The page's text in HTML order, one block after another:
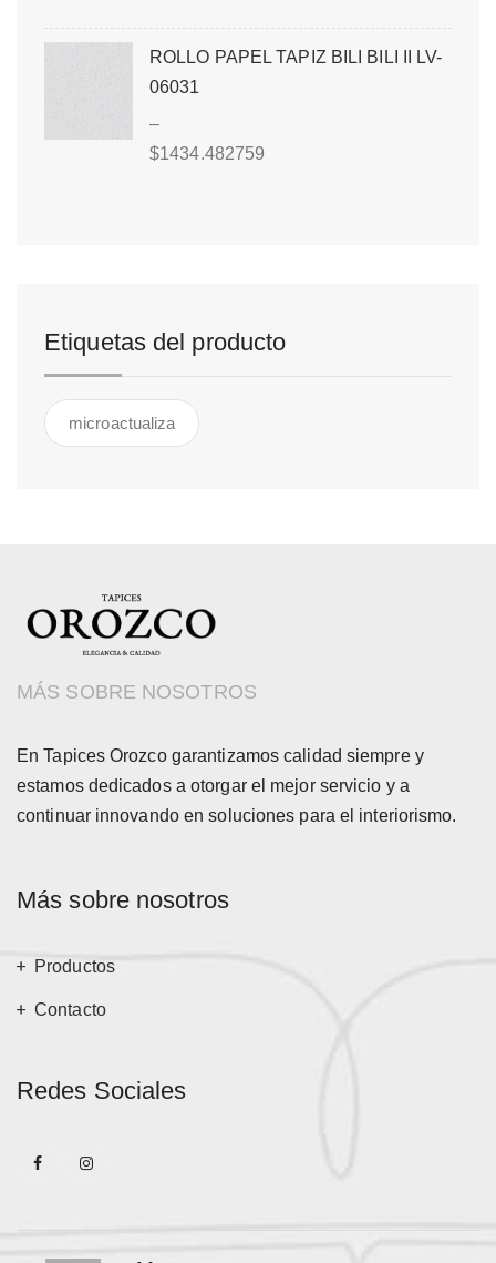
ROLLO PAPEL TAPIZ BILI BILI II LV-
06031
–
$1434.482759
Etiquetas del producto
microactualiza
MÁS SOBRE NOSOTROS
En Tapices Orozco garantizamos calidad siempre y
estamos dedicados a otorgar el mejor servicio y a
continuar innovando en soluciones para el interiorismo.
Más sobre nosotros
Productos
Contacto
Redes Sociales